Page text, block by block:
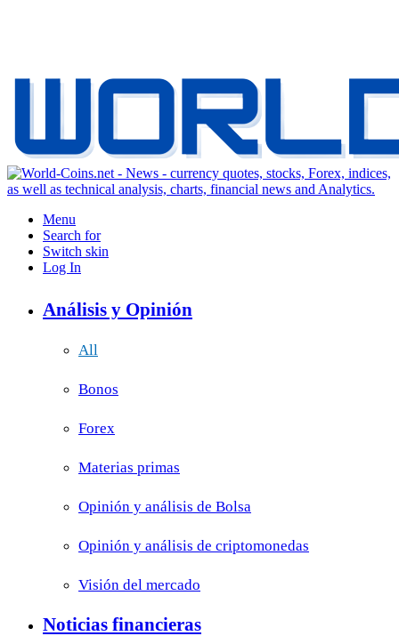
Menu
Search for
Switch skin
Log In
Análisis y Opinión
All
Bonos
Forex
Materias primas
Opinión y análisis de Bolsa
Opinión y análisis de criptomonedas
Visión del mercado
Noticias financieras